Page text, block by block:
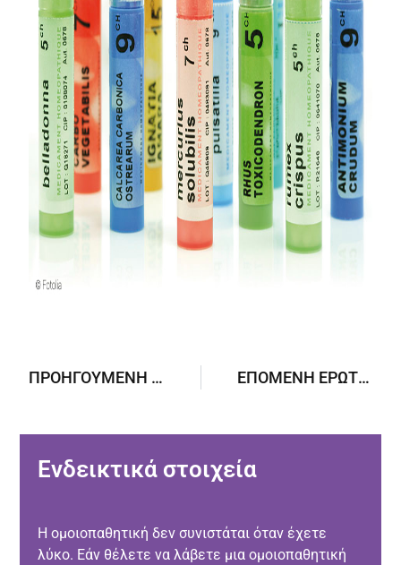
ΠΡΟΗΓΟΎΜΕΝΗ ΕΡΏΤΗΣΗ ΕΠΌΜΕΝΗ ΕΡΏΤΗΣΗ
Ενδεικτικά στοιχεία
Η ομοιοπαθητική δεν συνιστάται όταν έχετε
λύκο. Εάν θέλετε να λάβετε μια ομοιοπαθητική